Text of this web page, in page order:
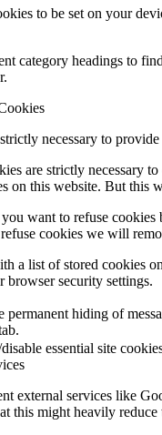
to be set on your
category headings to
necessary to
are strictly necessary
on this website. But this
want to refuse
cookies we will
a list of stored cookies
browser security settings.
permanent hiding of
essential site
external services like
this might heavily